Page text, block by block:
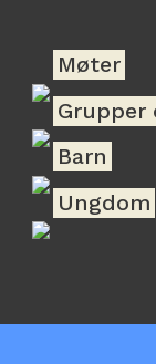
Møter
Grupper
Barn
Ungdom